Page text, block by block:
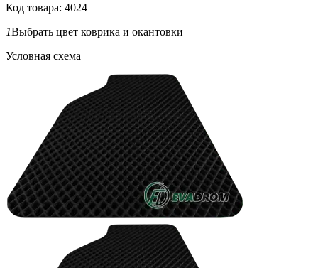
Код товара: 4024
1Выбрать цвет коврика и окантовки
Условная схема